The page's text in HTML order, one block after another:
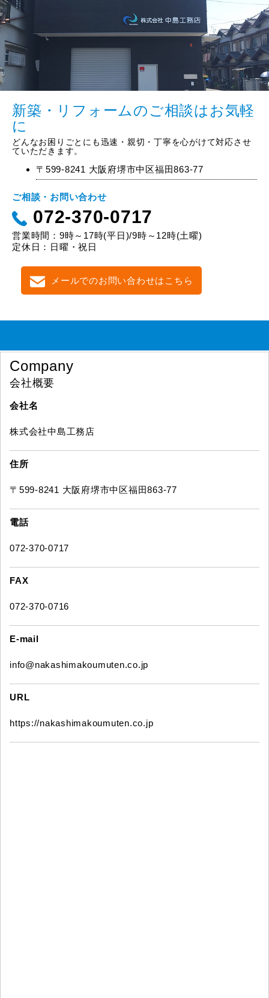
新築・リフォームのご相談はお気軽
に
どんなお困りごとにも迅速・親切・丁寧を心がけて対応させ
ていただきます。
〒599-8241 大阪府堺市中区福田863-77
ご相談・お問い合わせ
072-370-0717
営業時間：9時～17時(平日)/9時～12時(土曜)
定休日：日曜・祝日
メールでのお問い合わせはこちら
Company
会社概要
会社名
株式会社中島工務店
住所
〒599-8241 大阪府堺市中区福田863-77
電話
072-370-0717
FAX
072-370-0716
E-mail
info@nakashimakoumuten.co.jp
URL
https://nakashimakoumuten.co.jp